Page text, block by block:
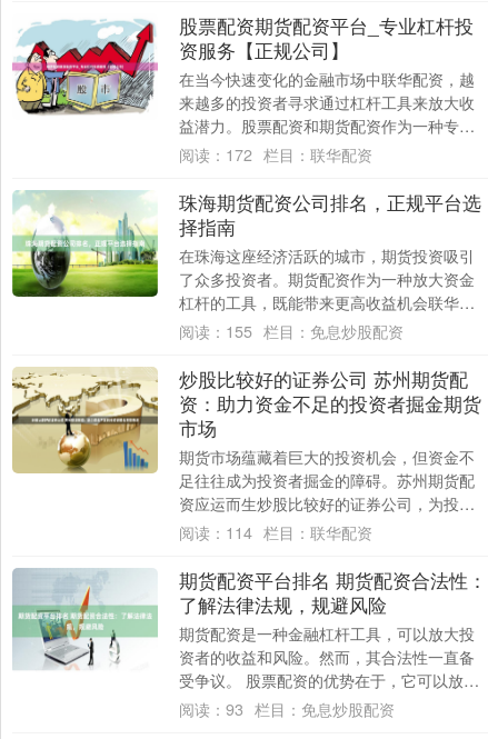
股票配资期货配资平台_专业杠杆投
资服务【正规公司】
在当今快速变化的金融市场中联华配资，越
来越多的投资者寻求通过杠杆工具来放大收
益潜力。股票配资和期货配资作为一种专业
的杠杆投资服务，正逐渐成为成熟投资者资
阅读： 172 栏目： 联华配资
珠海期货配资公司排名，正规平台选
择指南
在珠海这座经济活跃的城市，期货投资吸引
了众多投资者。期货配资作为一种放大资金
杠杆的工具，既能带来更高收益机会联华配
资，也伴随着相应风险。选择一家正规可靠
阅读： 155 栏目： 免息炒股配资
炒股比较好的证券公司 苏州期货配
资：助力资金不足的投资者掘金期货
市场
期货市场蕴藏着巨大的投资机会，但资金不
足往往成为投资者掘金的障碍。苏州期货配
资应运而生炒股比较好的证券公司，为投资
者提供杠杆资金，助力其放大收益。 期货配
阅读： 114 栏目： 联华配资
期货配资平台排名 期货配资合法性：
了解法律法规，规避风险
期货配资是一种金融杠杆工具，可以放大投
资者的收益和风险。然而，其合法性一直备
受争议。 股票配资的优势在于，它可以放大
投资者的收益。例如，投资者投入10万元，
阅读： 93 栏目： 免息炒股配资